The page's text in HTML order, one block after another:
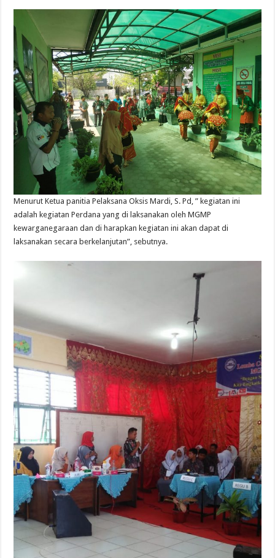
Menurut Ketua panitia Pelaksana Oksis Mardi, S. Pd, ” kegiatan ini
adalah kegiatan Perdana yang di laksanakan oleh MGMP
kewarganegaraan dan di harapkan kegiatan ini akan dapat di
laksanakan secara berkelanjutan”, sebutnya.